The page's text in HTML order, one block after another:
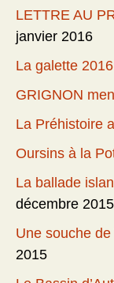
LETTRE AU
janvier 2016
La galette 2016
GRIGNON
La Préhistoire
Oursins à la
La ballade
décembre 2015
Une souche
2015